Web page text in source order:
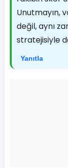
Unutmayın,
değil, aynı
stratejisiyle
Yanıtla